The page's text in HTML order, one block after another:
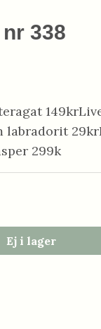
338
labradorit
299k
Ej i lager